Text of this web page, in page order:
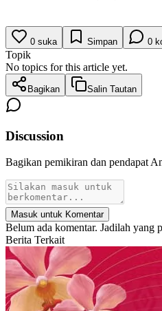
0 suka Simpan 0
Topik
No topics for this article yet.
Bagikan Salin Tautan
Discussion
Bagikan pemikiran dan pendapat
Masuk untuk Komentar
Belum ada komentar. Jadilah yang
Berita Terkait